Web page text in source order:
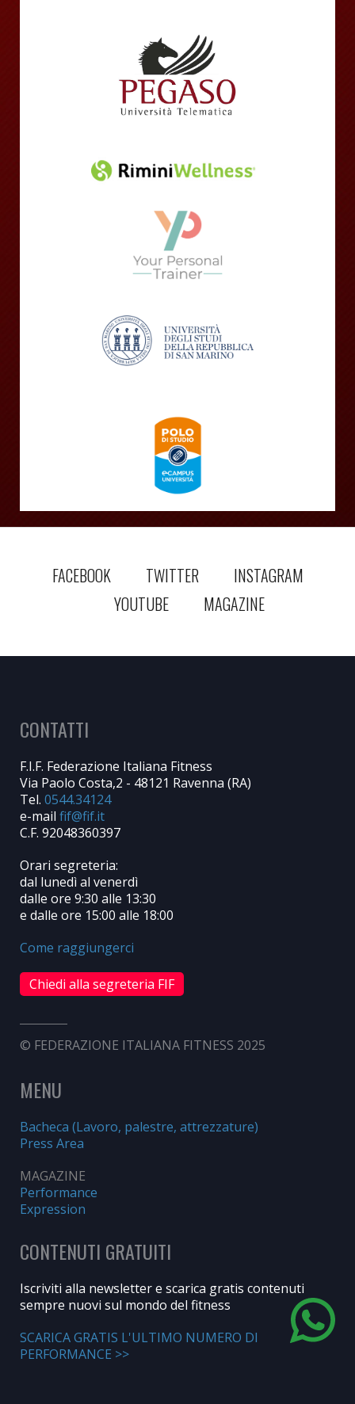
FACEBOOK TWITTER
INSTAGRAM
YOUTUBE
MAGAZINE
CONTATTI
F.I.F. Federazione Italiana Fitness
Via Paolo Costa,2 - 48121 Ravenna (RA)
Tel. 0544.34124
e-mail
C.F. 92048360397
Orari segreteria:
dal lunedì al venerdì
dalle ore 9:30 alle 13:30
e dalle ore 15:00 alle 18:00
Come raggiungerci
Chiedi alla segreteria FIF
© FEDERAZIONE ITALIANA FITNESS 2025
MENU
Bacheca (Lavoro, palestre, attrezzature)
Press Area
MAGAZINE
Performance
Expression
CONTENUTI GRATUITI
Iscriviti alla newsletter e scarica gratis contenuti
sempre nuovi sul mondo del fitness
SCARICA GRATIS L'ULTIMO NUMERO DI
PERFORMANCE >>